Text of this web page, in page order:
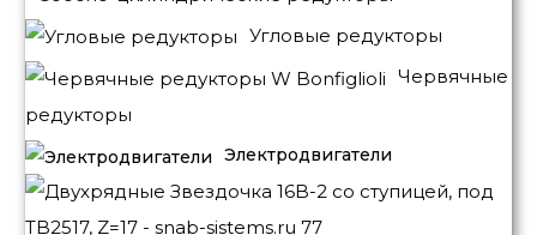
Угловые редукторы
Червячные
редукторы
Электродвигатели